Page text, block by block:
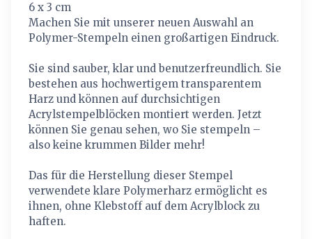
6 x 3 cm
Machen Sie mit unserer neuen Auswahl an
Polymer-Stempeln einen großartigen Eindruck.
Sie sind sauber, klar und benutzerfreundlich. Sie
bestehen aus hochwertigem transparentem
Harz und können auf durchsichtigen
Acrylstempelblöcken montiert werden. Jetzt
können Sie genau sehen, wo Sie stempeln –
also keine krummen Bilder mehr!
Das für die Herstellung dieser Stempel
verwendete klare Polymerharz ermöglicht es
ihnen, ohne Klebstoff auf dem Acrylblock zu
haften.